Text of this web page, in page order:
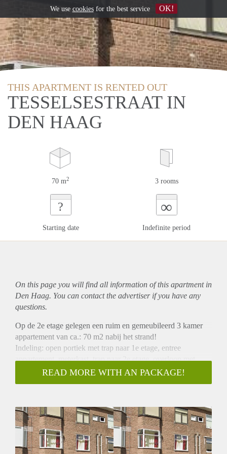
THIS APARTMENT IS RENTED OUT
TESSELSESTRAAT IN
DEN HAAG
70 m2 3 rooms
?
Starting date
∞
Indefinite period
On this page you will find all information of this apartmentin
Den Haag. You can contact the advertiser if you have any
questions.
Op de 2e etage gelegen een ruim en gemeubileerd 3 kamer
appartement van ca.: 70 m2 nabij het strand!
Indeling: open portiek met trap naar 1e etage, entree
appartement, meterkast, trap naar 2e etage, overloop met
toegang tot alle vertrekken. Woonkamer aan de voorzijde met
verschillende inbouwkasten, en een sierschouw. Slaapkamer
van kookplaat, afzuigkap, koelkast, oven, combi magnetron
en afwasmachine en met toegang tot klein balkon. Apart
toilet met fontein en wasmachine. Apart moderne badkamer
met wastafelmeubel en douche.
READ MORE WITH AN PACKAGE!
We use cookiesfor the best service OK!